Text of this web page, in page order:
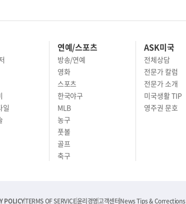
일
연예/스포츠
방송/연예
영화
스포츠
한국야구
MLB
농구
풋볼
골프
축구
ASK미국
전체상담
전문가 칼럼
전문가 소개
미국생활 TIP
영주권 문호
POLICYTERMS OF SERVICE윤리경영고객센터News Tips & Corrections